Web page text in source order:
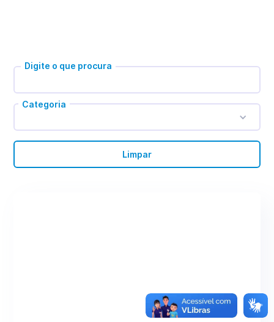
Digite o que procura
Categoria
Limpar